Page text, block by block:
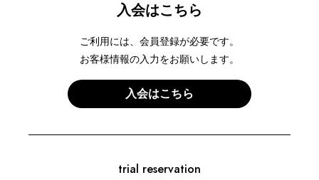
入会はこちら
ご利用には、会員登録が必要です。
お客様情報の入力をお願いします。
入会はこちら
trial reservation